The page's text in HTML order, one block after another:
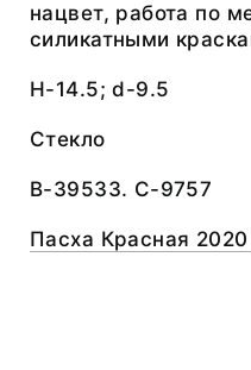
нацвет, работа по
силикатными
H-14.5; d-9.5
Стекло
В-39533. С-9757
Пасха Красная